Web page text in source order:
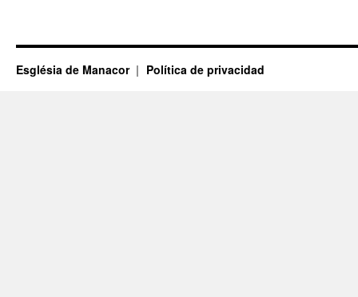
Església de Manacor Política de privacidad